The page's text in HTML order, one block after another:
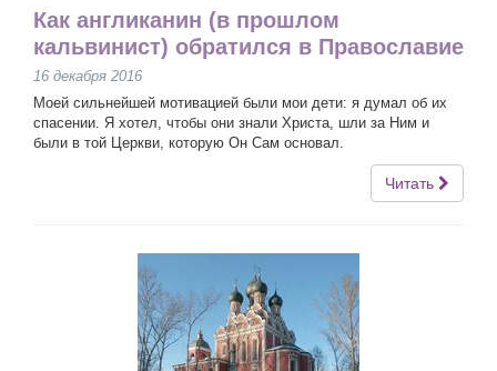
Как англиканин (в прошлом
кальвинист) обратился в Православие
16 декабря 2016
Моей сильнейшей мотивацией были мои дети: я думал об их
спасении. Я хотел, чтобы они знали Христа, шли за Ним и
были в той Церкви, которую Он Сам основал.
Читать